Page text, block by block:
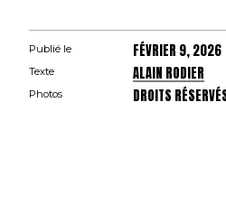
Publié le FÉVRIER 9, 2026
Texte ALAIN RODIER
Photos DROITS